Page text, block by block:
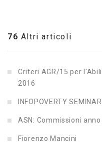
76 Altri articoli
Criteri AGR/15 per
2016
INFOPOVERTY
ASN: Commissioni anno
Fiorenzo Mancini